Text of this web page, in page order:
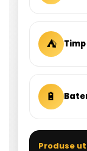
⛺
🔋
Produse